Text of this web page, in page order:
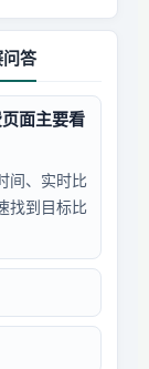
答
面主要看
间、实时比
找到目标比